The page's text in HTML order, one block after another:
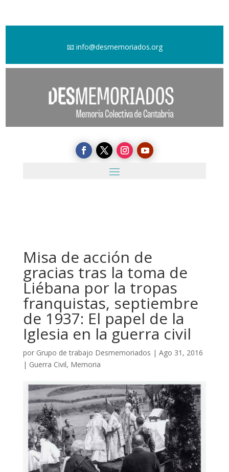
📧 info@desmemoriados.org
Misa de acción de
gracias tras la toma de
Liébana por la tropas
franquistas, septiembre
de 1937: El papel de la
Iglesia en la guerra civil
por Grupo de trabajo Desmemoriados | Ago 31, 2016
| Guerra Civil, Memoria